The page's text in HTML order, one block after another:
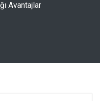
Avantajlar